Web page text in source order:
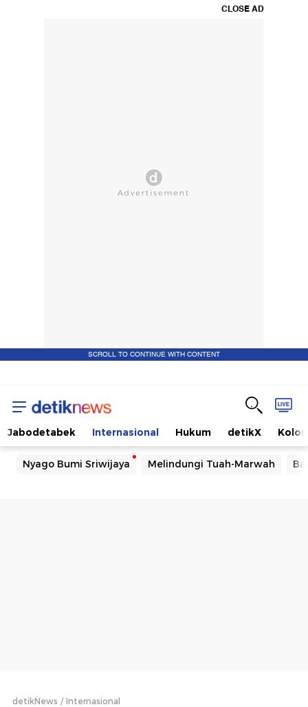
CLOSE AD
SCROLL TO CONTINUE WITH CONTENT
Jabodetabek Internasional Hukum detikX
Nyago Bumi Sriwijaya Melindungi Tuah-Marwah
detikNews Internasional